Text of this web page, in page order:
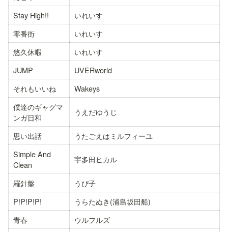
Stay High!!
いれいす
零番街
いれいす
悠久休暇
いれいす
JUMP
UVERworld
それもいいね
Wakeys
僕達のギャグマ
ンガ日和
うえだゆうじ
思い出話
うたごえはミルフィーユ
Simple And
Clean
宇多田ヒカル
羅針盤
うぴ子
P!P!P!P!
うらたぬき(浦島坂田船)
青春
ウルフルズ